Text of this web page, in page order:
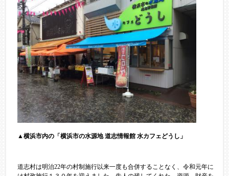
▲横浜市内の「横浜市の水源地 道志情報館 水カフェどうし」
道志村は明治22年の村制施行以来一度も合併することなく、令和元年に